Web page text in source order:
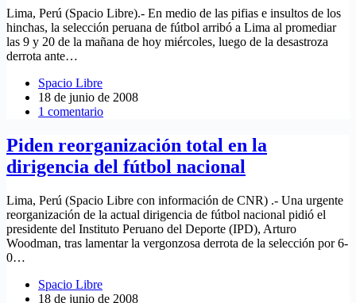
Lima, Perú (Spacio Libre).- En medio de las pifias e insultos de los
hinchas, la selección peruana de fútbol arribó a Lima al promediar
las 9 y 20 de la mañana de hoy miércoles, luego de la desastroza
derrota ante…
Spacio Libre
18 de junio de 2008
1 comentario
Piden reorganización total en la
dirigencia del fútbol nacional
Lima, Perú (Spacio Libre con información de CNR) .- Una urgente
reorganización de la actual dirigencia de fútbol nacional pidió el
presidente del Instituto Peruano del Deporte (IPD), Arturo
Woodman, tras lamentar la vergonzosa derrota de la selección por 6-
0…
Spacio Libre
18 de junio de 2008